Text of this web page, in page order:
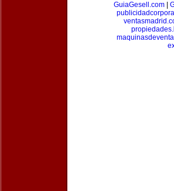
GuiaGesell.com|